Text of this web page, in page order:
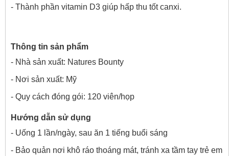
- Thành phần vitamin D3 giúp hấp thu tốt canxi.
Thông tin sản phẩm
- Nhà sản xuất: Natures Bounty
- Nơi sản xuất: Mỹ
- Quy cách đóng gói: 120 viên/họp
Hướng dẫn sử dụng
- Uống 1 lần/ngày, sau ăn 1 tiếng buổi sáng
- Bảo quản nơi khô ráo thoáng mát, tránh xa tầm tay trẻ em